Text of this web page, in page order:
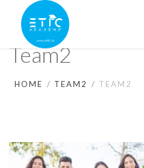
Team2
HOME TEAM2 TEAM2